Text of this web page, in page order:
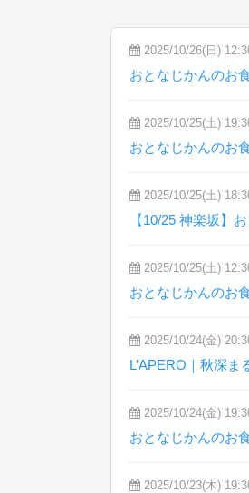
2025/10/26(日)
おとなじかんのお
2025/10/25(土)
おとなじかんのお
2025/10/25(土)
【10/25 神楽坂】
2025/10/25(土)
おとなじかんのお
2025/10/24(金)
L’APERO｜秋深ま
2025/10/24(金)
おとなじかんのお
2025/10/23(木)